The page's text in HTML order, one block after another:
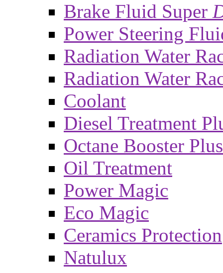
Brake Fluid Super
Power Steering
Radiation Water
Radiation Water
Coolant
Diesel Treatment
Octane Booster Plus
Oil Treatment
Power Magic
Eco Magic
Ceramics Protection
Natulux